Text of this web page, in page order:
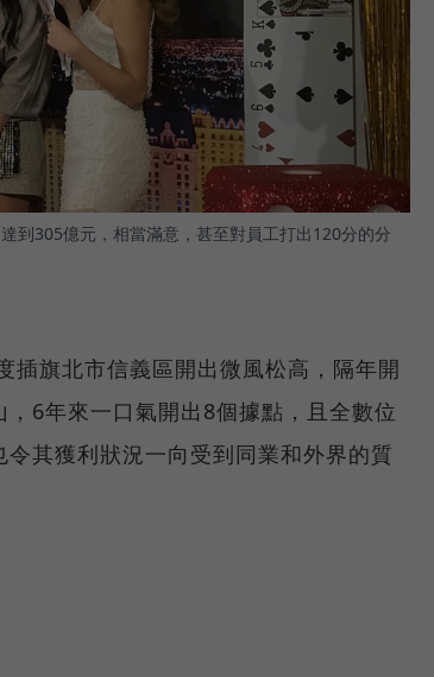
到305億元，相當滿意，甚至對員工打出120分的分
插旗北市信義區開出微風松高，隔年開
6年來一口氣開出8個據點，且全數位
其獲利狀況一向受到同業和外界的質